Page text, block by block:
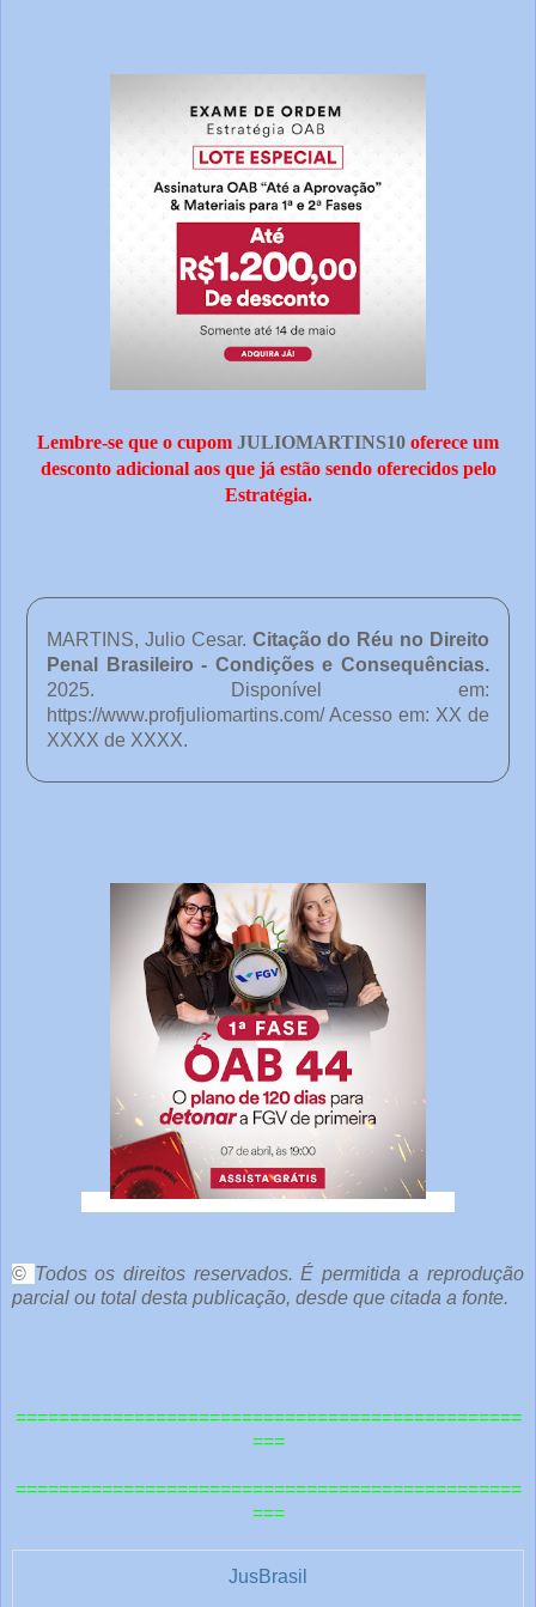
Lembre-se que o cupom JULIOMARTINS10 oferece um
desconto adicional aos que já estão sendo oferecidos pelo
Estratégia.
MARTINS, Julio Cesar. Citação do Réu no Direito
Penal Brasileiro - Condições e Consequências.
2025. Disponível em:
https://www.profjuliomartins.com/ Acesso em: XX de
XXXX de XXXX.
© Todos os direitos reservados. É permitida a reprodução
parcial ou total desta publicação, desde que citada a fonte.
===============================================
===
===============================================
===
JusBrasil